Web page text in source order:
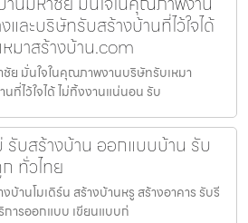
ละบริษัทรับสร้างบ้านที่ไว้ใจได้
มาสร้างบ้าน.com
ย มั่นใจในคุณภาพงานบริษัทรับเหมา
ที่ไว้ใจได้ ไม่ทิ้งงานแน่นอน รับ
รับสร้างบ้าน ออกแบบบ้าน รับ
ทั่วไทย
บ้านโมเดิร์น สร้างบ้านหรู สร้างอาคาร รับรี
การออกแบบ เขียนแบบก่